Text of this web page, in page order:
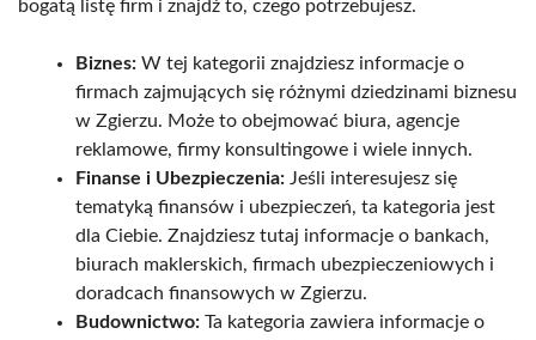
bogatą listę firm i znajdź to, czego potrzebujesz.
Biznes: W tej kategorii znajdziesz informacje o
firmach zajmujących się różnymi dziedzinami biznesu
w Zgierzu. Może to obejmować biura, agencje
reklamowe, firmy konsultingowe i wiele innych.
Finanse i Ubezpieczenia: Jeśli interesujesz się
tematyką finansów i ubezpieczeń, ta kategoria jest
dla Ciebie. Znajdziesz tutaj informacje o bankach,
biurach maklerskich, firmach ubezpieczeniowych i
doradcach finansowych w Zgierzu.
Budownictwo: Ta kategoria zawiera informacje o